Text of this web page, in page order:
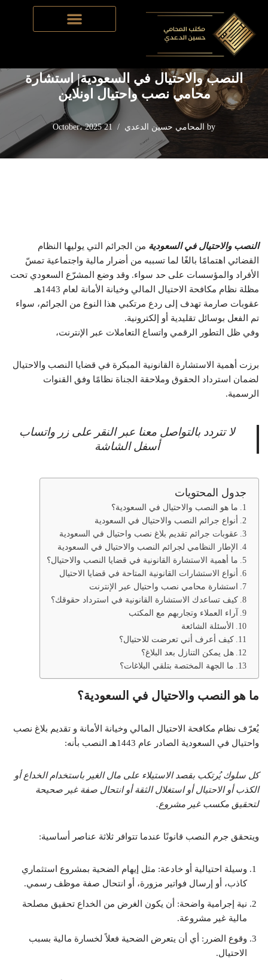
Skip
Home
-القانون الجنائي​-
النصب والاحتيال في السعودية| استشارة
محامي نصب واحتيال اونلاين
النصب والاحتيال في السعودية| استشارة
محامي نصب واحتيال اونلاين
by المحامي حسين الدعدي 21 October، 2025
النصب والاحتيال في السعودية من الجرائم التي يوليها النظام
القضائي اهتمامًا بالغًا لما تسببه من أضرار مالية واجتماعية تمسّ
الأفراد والمؤسسات على حد سواء. وقد وضع المشرّع السعودي تحت
مظلة نظام مكافحة الاحتيال المالي وخيانة الأمانة لعام 1443هـ
عقوبات صارمة تهدف إلى ردع مرتكبي هذا النوع من الجرائم، سواء
تم الفعل بوسائل تقليدية أو إلكترونية.
وفي ظل التطور الرقمي واتساع التعاملات عبر الإنترنت،
برزت أهمية الاستشارة القانونية المبكرة في قضايا النصب والاحتيال
لضمان استرداد الحقوق وملاحقة الجناة نظامًا وفق القنوات
الرسمية.
لا تتردد بالتواصل معنا عبر النقر على زر واتساب
أسفل الشاشة
جدول المحتويات
ما هو النصب والاحتيال في السعودية؟
أنواع جرائم النصب والاحتيال في السعودية
عقوبات جرائم تقديم بلاغ نصب واحتيال في السعودية
الإطار النظامي لجرائم النصب والاحتيال في السعودية
ما أهمية الاستشارة القانونية في قضايا النصب والاحتيال؟
أنواع الاستشارات القانونية المتاحة في قضايا الاحتيال
استشارة محامي نصب واحتيال عبر الإنترنت
كيف تساعدك الاستشارة القانونية في استرداد حقوقك؟
آراء العملاء وتجاربهم مع المكتب
الأسئلة الشائعة
كيف أعرف أني تعرضت للاحتيال؟
هل يمكن التنازل بعد البلاغ؟
ما الجهة المختصة بتلقي البلاغات؟
ما هو النصب والاحتيال في السعودية؟
يُعرّف نظام مكافحة الاحتيال المالي وخيانة الأمانة و تقديم بلاغ نصب
واحتيال في السعودية الصادر عام 1443هـ النصب بأنه:
كل سلوك يُرتكب بقصد الاستيلاء على مال الغير باستخدام الخداع أو
الكذب أو الاحتيال أو استغلال الثقة أو انتحال صفة غير صحيحة
لتحقيق مكسب غير مشروع.
ويتحقق جرم النصب قانونًا عندما تتوافر ثلاثة عناصر أساسية:
وسيلة احتيالية أو خادعة: مثل إيهام الضحية بمشروع استثماري
كاذب، أو إرسال فواتير مزورة، أو انتحال صفة موظف رسمي.
نية إجرامية واضحة: أن يكون الغرض من الخداع تحقيق مصلحة
مالية غير مشروعة.
وقوع الضرر: أي أن يتعرض الضحية فعلاً لخسارة مالية بسبب
الاحتيال.